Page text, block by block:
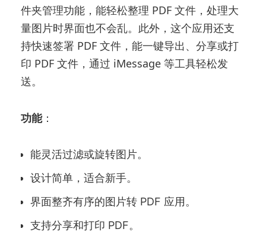
件夹管理功能，能轻松整理 PDF 文件，处理大
量图片时界面也不会乱。此外，这个应用还支
持快速签署 PDF 文件，能一键导出、分享或打
印 PDF 文件，通过 iMessage 等工具轻松发
送。
功能：
能灵活过滤或旋转图片。
设计简单，适合新手。
界面整齐有序的图片转 PDF 应用。
支持分享和打印 PDF。